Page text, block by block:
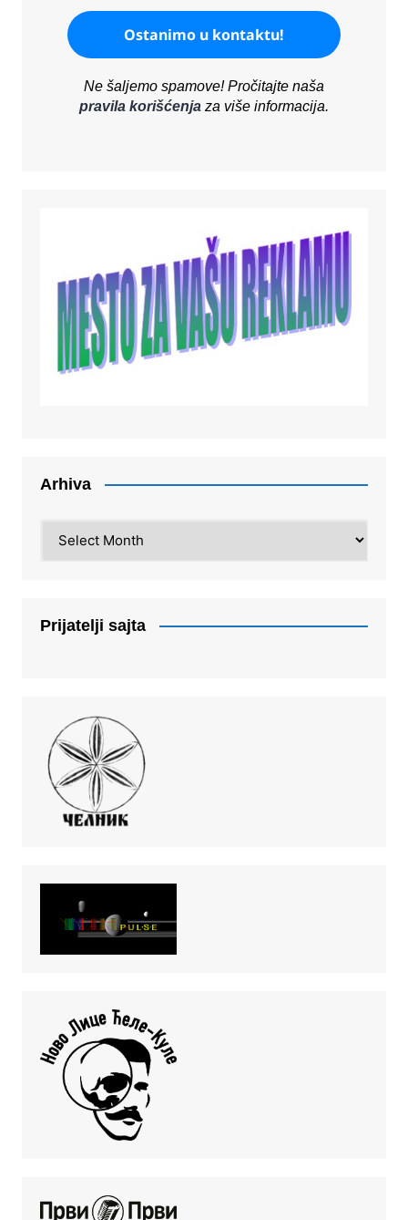
Ne šaljemo spamove! Pročitajte naša
pravila korišćenjaza više informacija.
Arhiva
Prijatelji sajta